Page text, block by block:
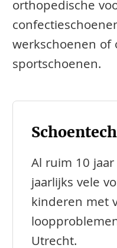
orthopedische
werkschoenen of
sportschoenen.
Al ruim 10
jaarlijks vele
kinderen met
Utrecht.